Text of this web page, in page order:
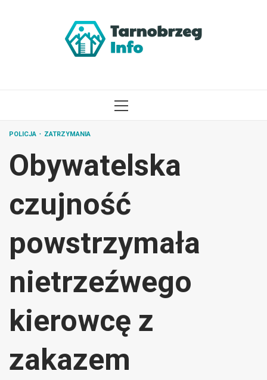
MENU
POLICJA ZATRZYMANIA
Obywatelska
czujność
powstrzymała
nietrzeźwego
kierowcę z
zakazem